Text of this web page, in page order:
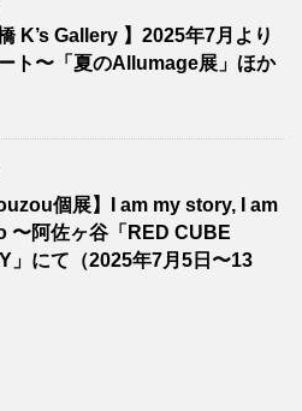
K’s Gallery 】2025年7月より
ト〜「夏のAllumage展」ほか
個展】I am my story, I am
〜阿佐ヶ谷「RED CUBE
」にて（2025年7月5日〜13